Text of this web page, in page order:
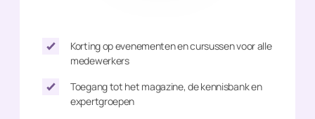
Korting op evenementen en cursussen voor alle
medewerkers
Toegang tot het magazine, de kennisbank en
expertgroepen